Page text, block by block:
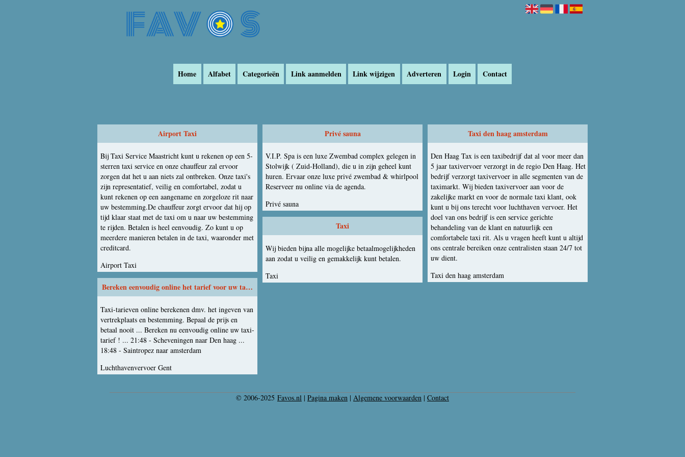
Home Alfabet Categorieën Link aanmelden Link wijzigen Adverteren Login Contact
Airport Taxi
Bij Taxi Service Maastricht kunt u rekenen op een 5-
sterren taxi service en onze chauffeur zal ervoor
zorgen dat het u aan niets zal ontbreken. Onze taxi's
zijn representatief, veilig en comfortabel, zodat u
kunt rekenen op een aangename en zorgeloze rit naar
uw bestemming.De chauffeur zorgt ervoor dat hij op
tijd klaar staat met de taxi om u naar uw bestemming
te rijden. Betalen is heel eenvoudig. Zo kunt u op
meerdere manieren betalen in de taxi, waaronder met
creditcard.
Airport Taxi
Bereken eenvoudig online het tarief voor uw taxirit
Taxi-tarieven online berekenen dmv. het ingeven van
vertrekplaats en bestemming. Bepaal de prijs en
betaal nooit ... Bereken nu eenvoudig online uw taxi-
tarief ! ... 21:48 - Scheveningen naar Den haag ...
18:48 - Saintropez naar amsterdam
Luchthavenvervoer Gent
Privé sauna
V.I.P. Spa is een luxe Zwembad complex gelegen in
Stolwijk ( Zuid-Holland), die u in zijn geheel kunt
huren. Ervaar onze luxe privé zwembad & whirlpool
Reserveer nu online via de agenda.
Privé sauna
Taxi
Wij bieden bijna alle mogelijke betaalmogelijkheden
aan zodat u veilig en gemakkelijk kunt betalen.
Taxi
Taxi den haag amsterdam
Den Haag Tax is een taxibedrijf dat al voor meer dan
5 jaar taxivervoer verzorgt in de regio Den Haag. Het
bedrijf verzorgt taxivervoer in alle segmenten van de
taximarkt. Wij bieden taxivervoer aan voor de
zakelijke markt en voor de normale taxi klant, ook
kunt u bij ons terecht voor luchthaven vervoer. Het
doel van ons bedrijf is een service gerichte
behandeling van de klant en natuurlijk een
comfortabele taxi rit. Als u vragen heeft kunt u altijd
ons centrale bereiken onze centralisten staan 24/7 tot
uw dient.
Taxi den haag amsterdam
© 2006-2025 Favos.nl | Pagina maken | Algemene voorwaarden | Contact